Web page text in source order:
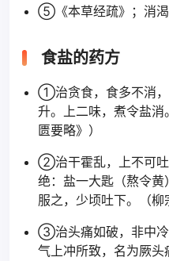
⑤《本草经疏》；消渴
食盐的药方
①治贪食，食多不消，
升。上二味，煮令盐
匮要略》）
②治干霍乱，上不可吐
绝：盐一大匙（熬令
服之，少顷吐下。（柳
③治头痛如破，非中冷
气上冲所致，名为厥